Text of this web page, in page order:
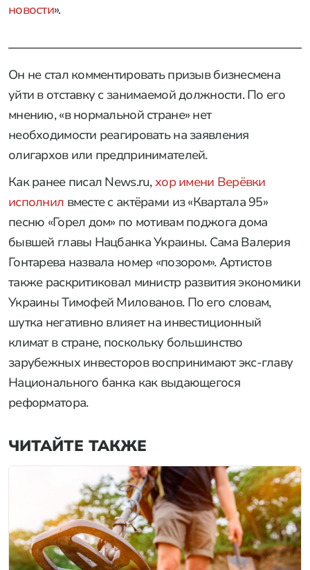
новости».
Он не стал комментировать призыв бизнесмена
уйти в отставку с занимаемой должности. По его
мнению, «в нормальной стране» нет
необходимости реагировать на заявления
олигархов или предпринимателей.
Как ранее писал News.ru,хор имени Верёвки
исполнил вместе с актёрами из «Квартала 95»
песню «Горел дом» по мотивам поджога дома
бывшей главы Нацбанка Украины. Сама Валерия
Гонтарева назвала номер «позором». Артистов
также раскритиковал министр развития экономики
Украины Тимофей Милованов. По его словам,
шутка негативно влияет на инвестиционный
климат в стране, поскольку большинство
зарубежных инвесторов воспринимают экс-главу
Национального банка как выдающегося
реформатора.
ЧИТАЙТЕ ТАКЖЕ